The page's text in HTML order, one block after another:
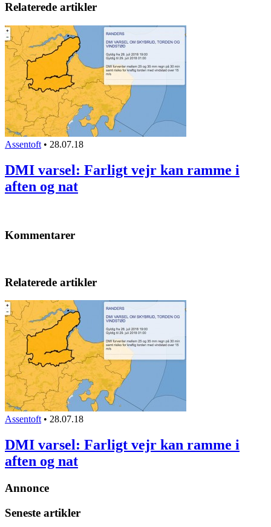
Relaterede artikler
Assentoft • 28.07.18
DMI varsel: Farligt vejr kan ramme i
aften og nat
Kommentarer
Relaterede artikler
Assentoft • 28.07.18
DMI varsel: Farligt vejr kan ramme i
aften og nat
Annonce
Seneste artikler